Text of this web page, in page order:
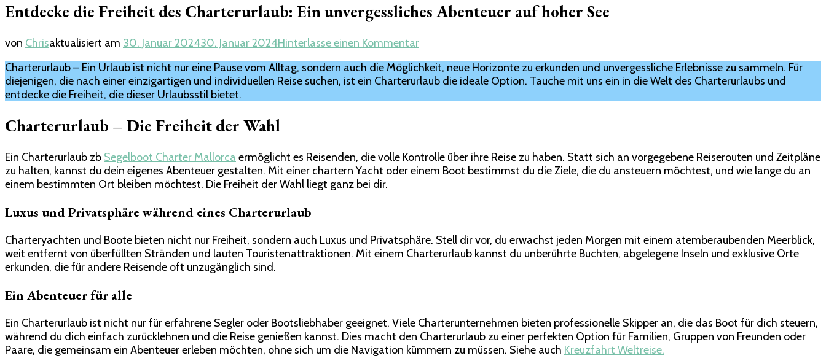
Entdecke die Freiheit des Charterurlaub: Ein unvergessliches Abenteuer auf hoher See
von Chrisaktualisiert am 30. Januar 202430. Januar 2024Hinterlasse einen Kommentarzu
die
Freiheit
Abenteuer
auf
hoher
Charterurlaub – Ein Urlaub ist nicht nur eine Pause vom Alltag, sondern auch die Möglichkeit, neue Horizonte zu erkunden und unvergessliche Erlebnisse zu sammeln. Für
diejenigen, die nach einer einzigartigen und individuellen Reise suchen, ist ein Charterurlaub die ideale Option. Tauche mit uns ein in die Welt des Charterurlaubs und
entdecke die Freiheit, die dieser Urlaubsstil bietet.
Charterurlaub – Die Freiheit der Wahl
Ein Charterurlaub zb Segelboot Charter Mallorca ermöglicht es Reisenden, die volle Kontrolle über ihre Reise zu haben. Statt sich an vorgegebene Reiserouten und Zeitpläne
zu halten, kannst du dein eigenes Abenteuer gestalten. Mit einer chartern Yacht oder einem Boot bestimmst du die Ziele, die du ansteuern möchtest, und wie lange du an
einem bestimmten Ort bleiben möchtest. Die Freiheit der Wahl liegt ganz bei dir.
Luxus und Privatsphäre während eines Charterurlaub
Charteryachten und Boote bieten nicht nur Freiheit, sondern auch Luxus und Privatsphäre. Stell dir vor, du erwachst jeden Morgen mit einem atemberaubenden Meerblick,
weit entfernt von überfüllten Stränden und lauten Touristenattraktionen. Mit einem Charterurlaub kannst du unberührte Buchten, abgelegene Inseln und exklusive Orte
erkunden, die für andere Reisende oft unzugänglich sind.
Ein Abenteuer für alle
Ein Charterurlaub ist nicht nur für erfahrene Segler oder Bootsliebhaber geeignet. Viele Charterunternehmen bieten professionelle Skipper an, die das Boot für dich steuern,
während du dich einfach zurücklehnen und die Reise genießen kannst. Dies macht den Charterurlaub zu einer perfekten Option für Familien, Gruppen von Freunden oder
Paare, die gemeinsam ein Abenteuer erleben möchten, ohne sich um die Navigation kümmern zu müssen. Siehe auch Kreuzfahrt Weltreise.